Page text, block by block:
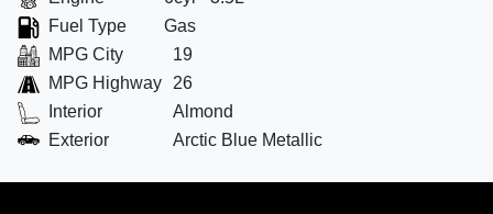
Fuel Type
Gas
MPG City
19
MPG Highway
26
Interior
Almond
Exterior
Arctic Blue Metallic